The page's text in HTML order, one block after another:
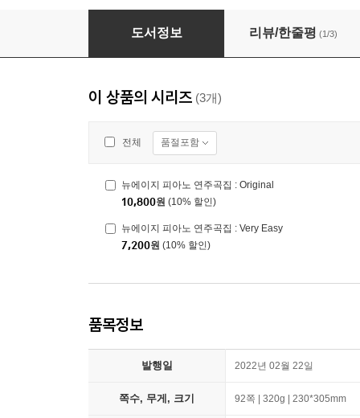
뉴에이지 피아노 연주곡집 : Very Easy
도서정보 리뷰/한줄평 (1/3)
이 상품의 시리즈 (3개)
전체 품절포함
뉴에이지 피아노 연주곡집 : Original
10,800원 (10% 할인)
뉴에이지 피아노 연주곡집 : Very Easy
7,200원 (10% 할인)
품목정보
발행일 2022년 02월 22일
쪽수, 무게, 크기 92쪽 | 320g | 230*305mm